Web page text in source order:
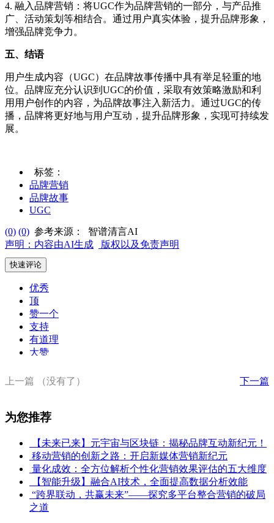
4. 融入品牌营销：将UGC作为品牌营销的一部分，与产品推
广、活动策划等相结合。通过用户真实体验，提升品牌形象，
增强品牌竞争力。
五、结语
用户生成内容（UGC）在品牌故事传播中具有举足轻重的地
位。品牌应充分认识到UGC的价值，采取有效策略激励和利
用用户创作的内容，为品牌故事注入新活力。通过UGC的传
播，品牌将更好地与用户互动，提升品牌形象，实现可持续发
展。
标签：
品牌营销
品牌故事
UGC
(0) (0) 参考来源：
智谱清言AI
声明：内容由AI生成
版权以及免责声明
快速评论
优秀
顶
赞一个
支持
有道理
大赞
喜欢
上一篇 （没有了） 下一篇
为您推荐
【未来已来】元宇宙与区块链：揭秘品牌互动新纪元！
移动营销的创新之路：开启新媒体营销新纪元
量化成效：全方位解析个性化营销效果评估的五大维度
【智能升级】融合AI技术，全面提高数据分析效能
“跨界联动，共赢未来”——探究多平台整合营销的破局
之道